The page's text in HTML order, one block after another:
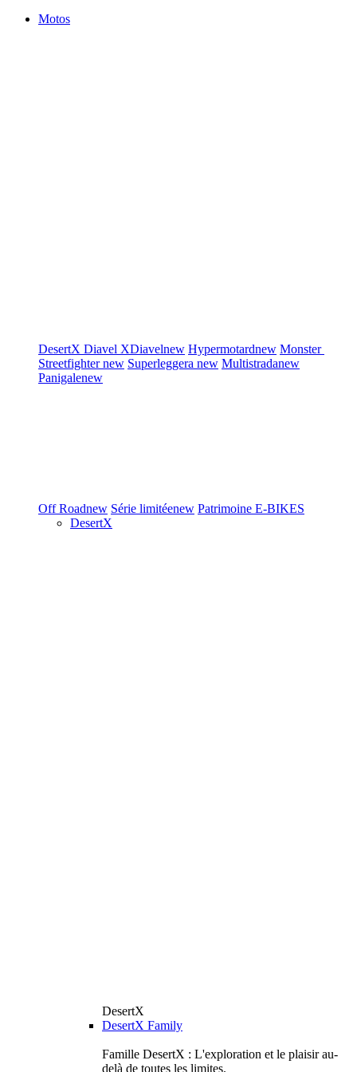
Motos
DesertX Diavel XDiavelnew Hypermotardnew Monster
Streetfighternew Superleggera new Multistradanew
Panigalenew
Off Roadnew Série limitéenew Patrimoine E-BIKES
DesertX
DesertX
DesertX Family
Famille DesertX : L'exploration et le plaisir au-
delà de toutes les limites.